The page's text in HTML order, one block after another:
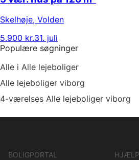
Skelhøje, Volden
5.900 kr.31. juli
Populære søgninger
Alle i Alle lejeboliger
Alle lejeboliger viborg
4-værelses Alle lejeboliger viborg
BOLIGPORTAL
HJÆLP